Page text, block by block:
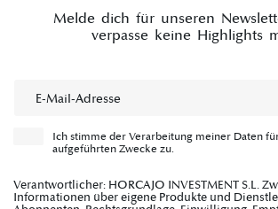
Melde dich für unseren
verpasse keine Highlights
Ich stimme der Verarbeitung meiner Daten
aufgeführten Zwecke zu.
Verantwortlicher: HORCAJO INVESTMENT S.L.
Informationen über eigene Produkte und